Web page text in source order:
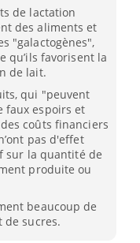
de lactation
des aliments et
"galactogènes",
qu’ils favorisent la
de lait.
qui "peuvent
faux espoirs et
coûts financiers
pas d'effet
sur la quantité de
produite ou
beaucoup de
de sucres.